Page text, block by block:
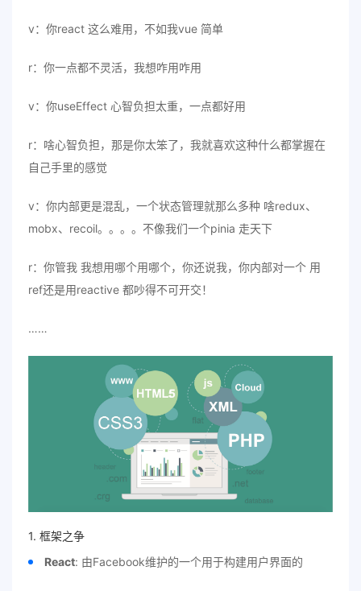
v：你react 这么难用，不如我vue 简单
r：你一点都不灵活，我想咋用咋用
v：你useEffect 心智负担太重，一点都好用
r：啥心智负担，那是你太笨了，我就喜欢这种什么都掌握在
自己手里的感觉
v：你内部更是混乱，一个状态管理就那么多种 啥redux、
mobx、recoil。。。。不像我们一个pinia 走天下
r：你管我 我想用哪个用哪个，你还说我，你内部对一个 用
ref还是用reactive 都吵得不可开交！
……
1. 框架之争
React: 由Facebook维护的一个用于构建用户界面的